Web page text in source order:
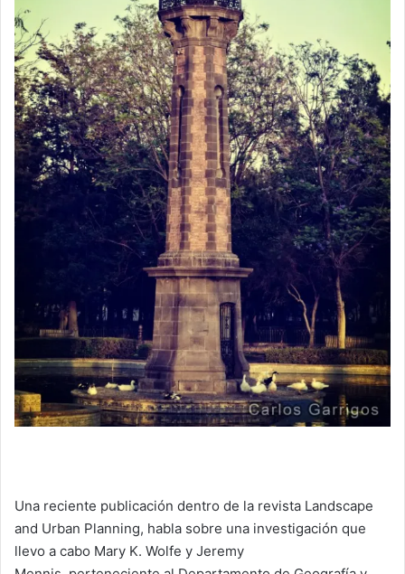
Una reciente publicación dentro de la revista Landscape
and Urban Planning, habla sobre una investigación que
llevo a cabo Mary K. Wolfe y Jeremy